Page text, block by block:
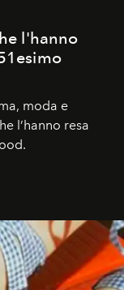
l'hanno
moda e
l’hanno resa